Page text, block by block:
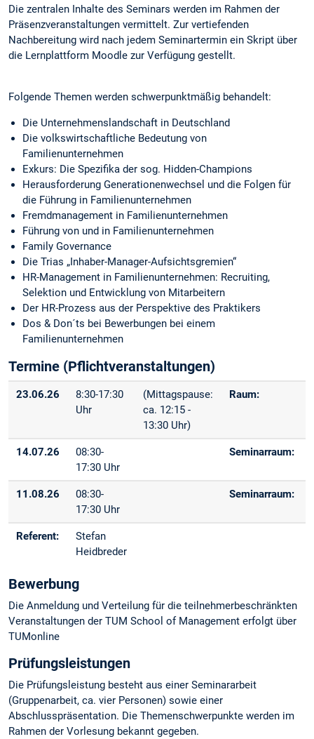
Die zentralen Inhalte des Seminars werden im Rahmen der
Präsenzveranstaltungen vermittelt. Zur vertiefenden
Nachbereitung wird nach jedem Seminartermin ein Skript über
die Lernplattform Moodle zur Verfügung gestellt.
Folgende Themen werden schwerpunktmäßig behandelt:
Die Unternehmenslandschaft in Deutschland
Die volkswirtschaftliche Bedeutung von
Familienunternehmen
Exkurs: Die Spezifika der sog. Hidden-Champions
Herausforderung Generationenwechsel und die Folgen für
die Führung in Familienunternehmen
Fremdmanagement in Familienunternehmen
Führung von und in Familienunternehmen
Family Governance
Die Trias „Inhaber-Manager-Aufsichtsgremien“
HR-Management in Familienunternehmen: Recruiting,
Selektion und Entwicklung von Mitarbeitern
Der HR-Prozess aus der Perspektive des Praktikers
Dos & Don´ts bei Bewerbungen bei einem
Familienunternehmen
Termine (Pflichtveranstaltungen)
23.06.26
8:30-17:30
Uhr
(Mittagspause:
ca. 12:15 -
13:30 Uhr)
Raum:
14.07.26
08:30-
17:30 Uhr
Seminarraum:
11.08.26
08:30-
17:30 Uhr
Seminarraum:
Referent:
Stefan
Heidbreder
Bewerbung
Die Anmeldung und Verteilung für die teilnehmerbeschränkten
Veranstaltungen der TUM School of Management erfolgt über
TUMonline
Prüfungsleistungen
Die Prüfungsleistung besteht aus einer Seminararbeit
(Gruppenarbeit, ca. vier Personen) sowie einer
Abschlusspräsentation. Die Themenschwerpunkte werden im
Rahmen der Vorlesung bekannt gegeben.